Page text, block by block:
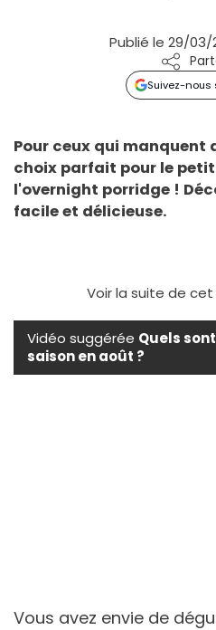
Publié le 29/03/
Suivez-nous
Pour ceux qui manquent
choix parfait pour le
l'overnight porridge !
facile et délicieuse.
Voir la suite de
Vidéo suggérée Quels
saison en août ?
Vous avez envie de